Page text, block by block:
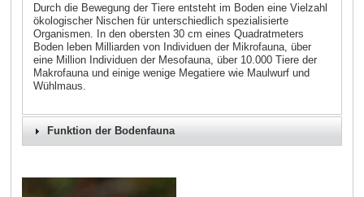
Durch die Bewegung der Tiere entsteht im Boden eine Vielzahl
ökologischer Nischen für unterschiedlich spezialisierte
Organismen. In den obersten 30 cm eines Quadratmeters
Boden leben Milliarden von Individuen der Mikrofauna, über
eine Million Individuen der Mesofauna, über 10.000 Tiere der
Makrofauna und einige wenige Megatiere wie Maulwurf und
Wühlmaus.
Funktion der Bodenfauna